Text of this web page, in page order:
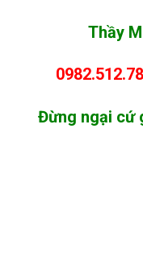
Thầy
Đừng ngại cứ